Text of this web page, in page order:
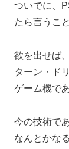
ついでに、
たら言うこ
欲を出せば
ターン・ド
ゲーム機で
今の技術で
なんとかな